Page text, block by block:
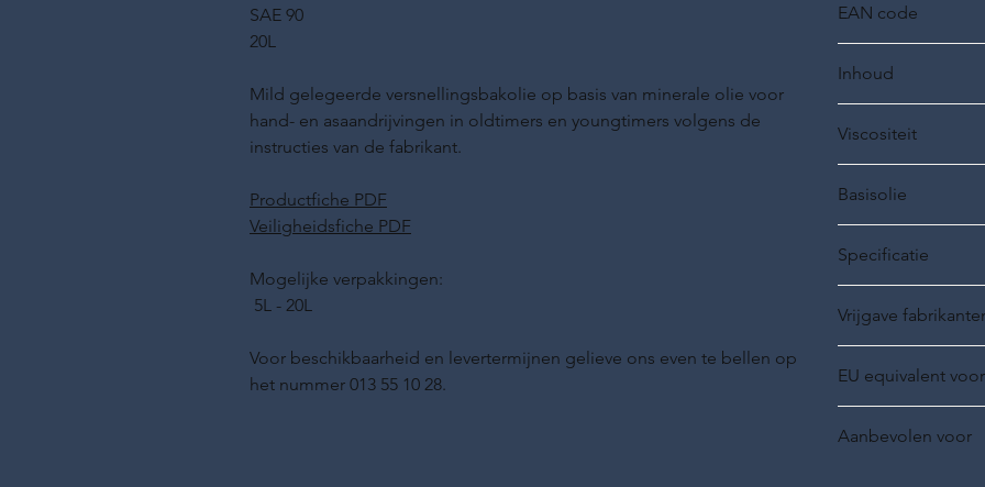
SAE 90
20L
Mild gelegeerde versnellingsbakolie op basis van minerale olie voor
hand- en asaandrijvingen in oldtimers en youngtimers volgens de
instructies van de fabrikant.
Productfiche PDF
Veiligheidsfiche PDF
Mogelijke verpakkingen:
5L - 20L
Voor beschikbaarheid en levertermijnen gelieve ons even te bellen op
het nummer 013 55 10 28.
EAN code
Inhoud
Viscositeit
Basisolie
Specificatie
Vrijgave
EU equivalent voor
Aanbevolen voor